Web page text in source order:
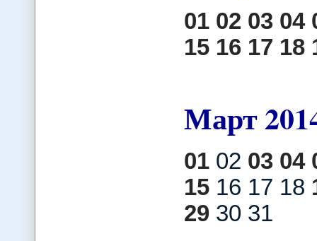
01 02 03 04
15 16 17 18
Март
0102 03 04
1516 17 18
29 30 31